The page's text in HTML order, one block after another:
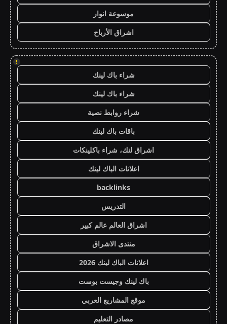
موسوعة انوار
اشراق الأرباح
!
شراء باك لينك
شراء باك لينك
شراء روابط نصية
باقات باك لينك
اشراق لنك، شراء باكلينكات
اعلانات الباك لينك
backlinks
التدريس
اشراق العالم عالم كبير
منتدى الاشراق
اعلانات الباك لينك 2026
باك لينك وجيست بوست
موقع المشاريع العربي
مصادر التعليم